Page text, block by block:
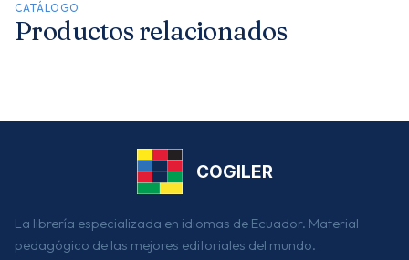
CATÁLOGO
Productos relacionados
COGILER
La librería especializada en idiomas de Ecuador. Material
pedagógico de las mejores editoriales del mundo.